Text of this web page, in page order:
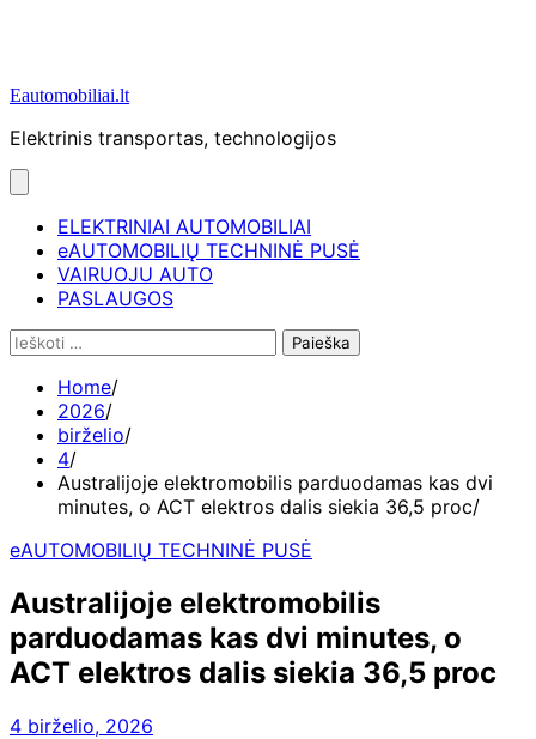
Eautomobiliai.lt
Elektrinis transportas, technologijos
ELEKTRINIAI AUTOMOBILIAI
eAUTOMOBILIŲ TECHNINĖ PUSĖ
VAIRUOJU AUTO
PASLAUGOS
Ieškoti:
Home
2026
birželio
4
Australijoje elektromobilis parduodamas kas dvi
minutes, o ACT elektros dalis siekia 36,5 proc
eAUTOMOBILIŲ TECHNINĖ PUSĖ
Australijoje elektromobilis
parduodamas kas dvi minutes, o
ACT elektros dalis siekia 36,5 proc
4 birželio, 2026